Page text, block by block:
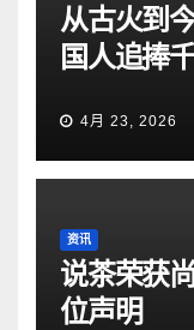
从古火到
国人追捧
4月 23, 2026
资讯
说茶荣获
位声明